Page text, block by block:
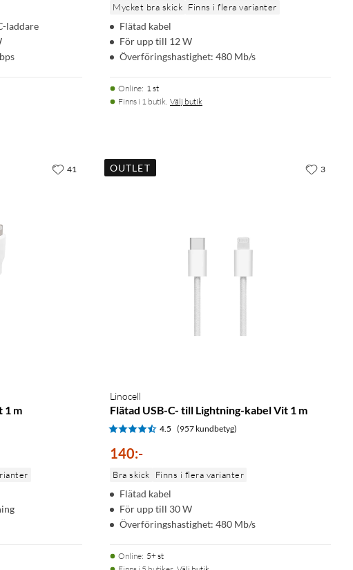
laddare
Mycket bra skick Finns i flera varianter
Flätad kabel
För upp till 12 W
Överföringshastighet: 480 Mb/s
Online: 1 st
Finns i 1 butik. Välj butik
1 m
41 OUTLET
Linocell
Flätad USB-C- till Lightning-kabel Vit 1 m
4.5 (957 kundbetyg)
140:-
Bra skick Finns i flera varianter
Flätad kabel
För upp till 30 W
Överföringshastighet: 480 Mb/s
Online: 5+ st
3